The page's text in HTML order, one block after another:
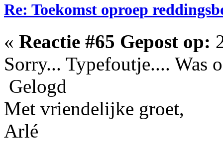
Re: Toekomst oproep
« Reactie #65 Gepost op:
Sorry... Typefoutje....
Gelogd
Met vriendelijke groet,
Arlé